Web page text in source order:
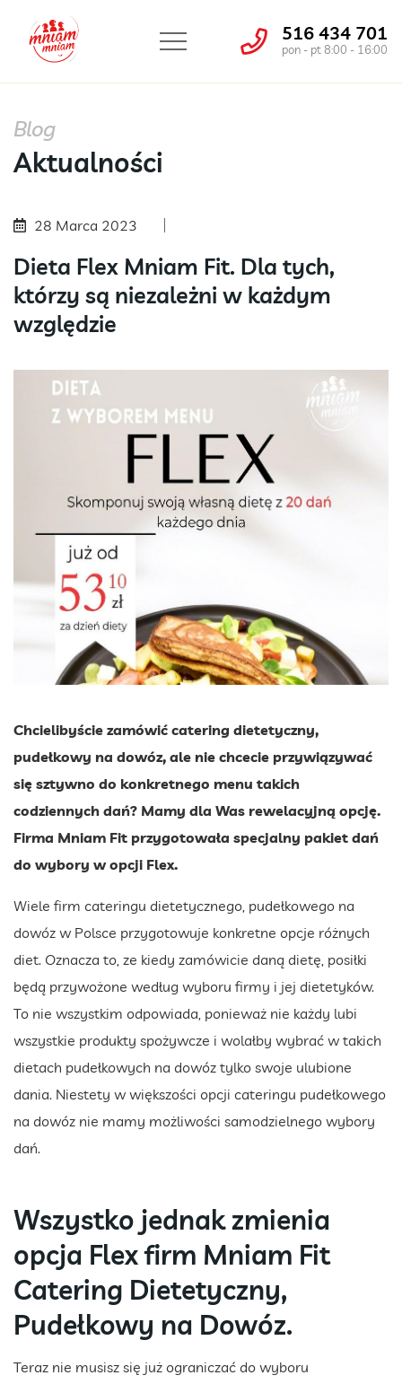
516 434 701
pon - pt 8:00 - 16:00
Blog
Aktualności
28 Marca 2023
Dieta Flex Mniam Fit. Dla tych,
którzy są niezależni w każdym
względzie
Chcielibyście zamówić catering dietetyczny,
pudełkowy na dowóz, ale nie chcecie przywiązywać
się sztywno do konkretnego menu takich
codziennych dań? Mamy dla Was rewelacyjną opcję.
Firma Mniam Fit przygotowała specjalny pakiet dań
do wybory w opcji Flex.
Wiele firm cateringu dietetycznego, pudełkowego na
dowóz w Polsce przygotowuje konkretne opcje różnych
diet. Oznacza to, ze kiedy zamówicie daną dietę, posiłki
będą przywożone według wyboru firmy i jej dietetyków.
To nie wszystkim odpowiada, ponieważ nie każdy lubi
wszystkie produkty spożywcze i wolałby wybrać w takich
dietach pudełkowych na dowóz tylko swoje ulubione
dania. Niestety w większości opcji cateringu pudełkowego
na dowóz nie mamy możliwości samodzielnego wybory
dań.
Wszystko jednak zmienia
opcja Flex firm Mniam Fit
Catering Dietetyczny,
Pudełkowy na Dowóz.
Teraz nie musisz się już ograniczać do wyboru